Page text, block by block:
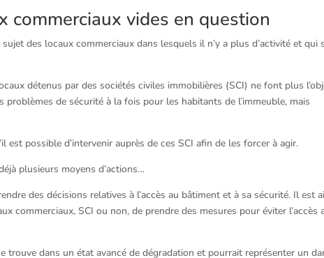
commerciaux vides en question
des locaux commerciaux dans lesquels il n’y a plus d’activité et qui
détenus par des sociétés civiles immobilières (SCI) ne font plus
problèmes de sécurité à la fois pour les habitants de l’immeuble, mais
est possible d’intervenir auprès de ces SCI afin de les forcer à agir.
plusieurs moyens d’actions…
des décisions relatives à l’accès au bâtiment et à sa sécurité. Il est
commerciaux, SCI ou non, de prendre des mesures pour éviter l’accès
trouve dans un état avancé de dégradation et pourrait représenter un